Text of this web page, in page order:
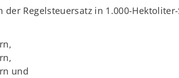
Regelsteuersatz in 1.000-
und